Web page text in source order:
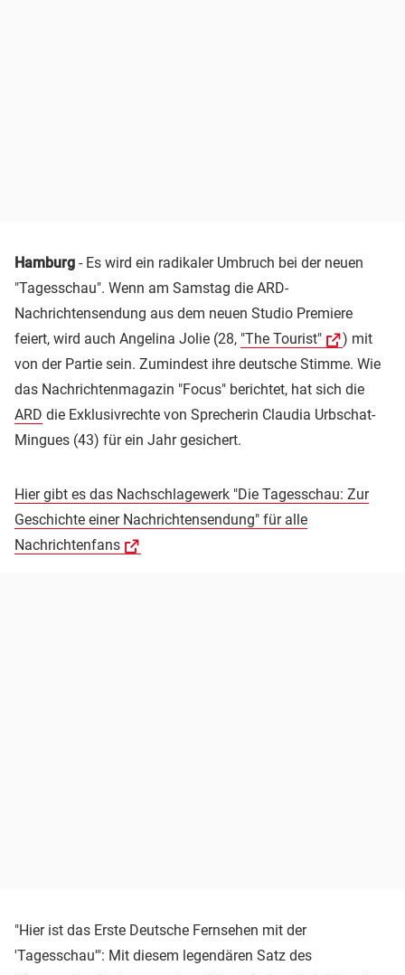
Hamburg - Es wird ein radikaler Umbruch bei der neuen
"Tagesschau". Wenn am Samstag die ARD-
Nachrichtensendung aus dem neuen Studio Premiere
feiert, wird auch Angelina Jolie (28, "The Tourist"
) mit
von der Partie sein. Zumindest ihre deutsche Stimme. Wie
das Nachrichtenmagazin "Focus" berichtet, hat sich die
ARD die Exklusivrechte von Sprecherin Claudia Urbschat-
Mingues (43) für ein Jahr gesichert.
Hier gibt es das Nachschlagewerk "Die Tagesschau: Zur
Geschichte einer Nachrichtensendung" für alle
Nachrichtenfans
"Hier ist das Erste Deutsche Fernsehen mit der
'Tagesschau'": Mit diesem legendären Satz des